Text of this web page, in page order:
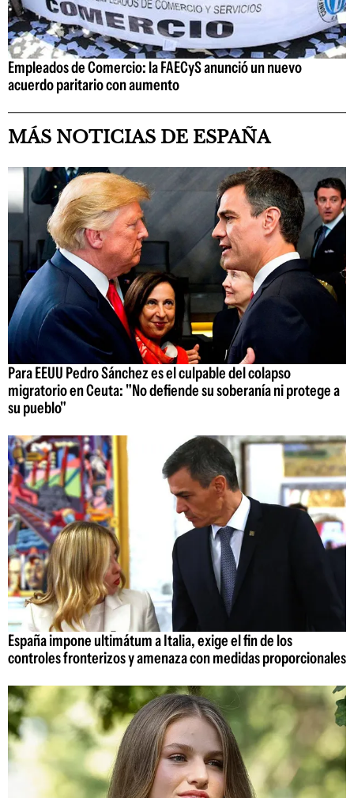
Empleados de Comercio: la FAECyS anunció un nuevo
acuerdo paritario con aumento
MÁS NOTICIAS DE ESPAÑA
Para EEUU Pedro Sánchez es el culpable del colapso
migratorio en Ceuta: "No defiende su soberanía ni protege a
su pueblo"
España impone ultimátum a Italia, exige el fin de los
controles fronterizos y amenaza con medidas proporcionales